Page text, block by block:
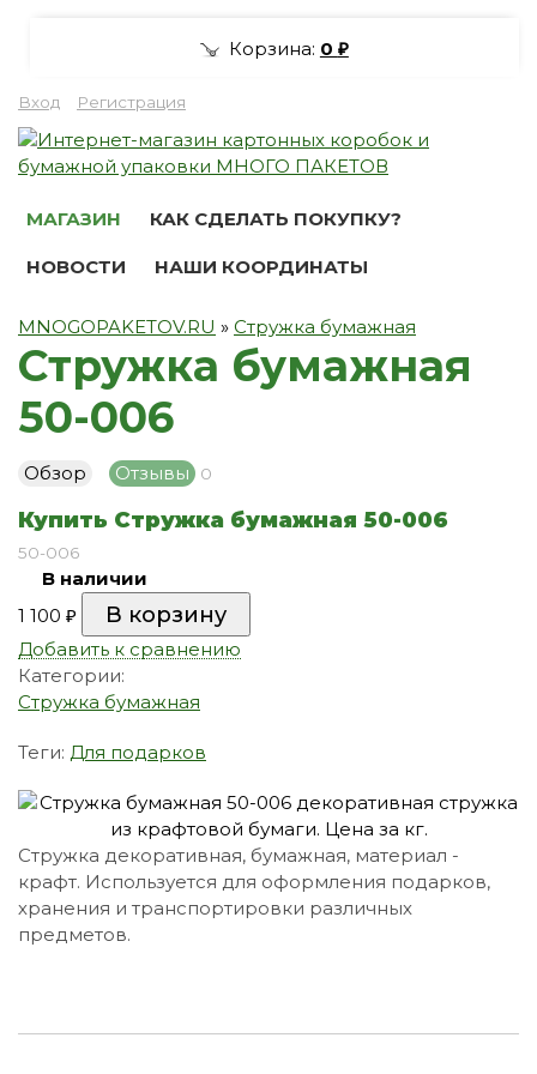
Корзина: 0 ₽
Вход Регистрация
МАГАЗИН КАК СДЕЛАТЬ ПОКУПКУ?
НОВОСТИ НАШИ КООРДИНАТЫ
MNOGOPAKETOV.RU » Стружка бумажная
Стружка бумажная
50-006
Обзор Отзывы 0
Купить Стружка бумажная 50-006
50-006
В наличии
1 100 ₽
Добавить к сравнению
Категории:
Стружка бумажная
Теги: Для подарков
Стружка декоративная, бумажная, материал -
крафт. Используется для оформления подарков,
хранения и транспортировки различных
предметов.